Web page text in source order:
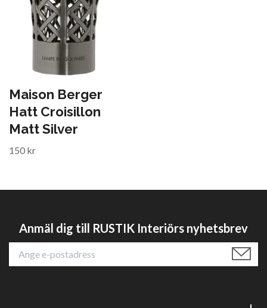
Maison Berger
Hatt Croisillon
Matt Silver
150 kr
Anmäl dig till RUSTIK Interiörs nyhetsbrev